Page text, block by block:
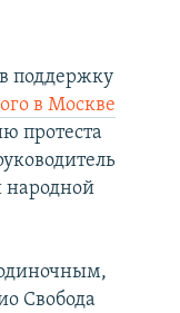
поддержку
в Москве
протеста
народной
Свобода